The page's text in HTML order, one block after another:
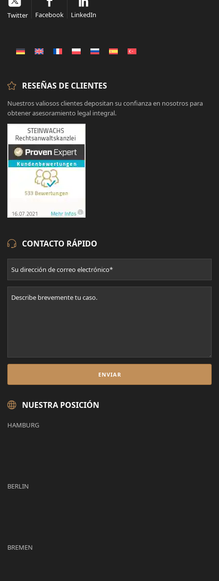
Twitter Facebook LinkedIn
RESEÑAS DE CLIENTES
Nuestros valiosos clientes depositan su confianza en nosotros para
obtener asesoramiento legal integral.
CONTACTO RÁPIDO
NUESTRA POSICIÓN
HAMBURG
BERLIN
BREMEN